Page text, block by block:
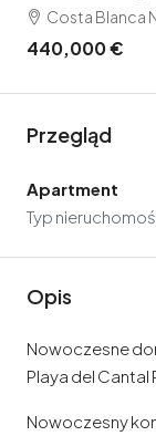
Costa Blanca
440,000 €
Przegląd
Apartment
Typ
Opis
Nowoczesne
Playa del Cantal
Nowoczesny